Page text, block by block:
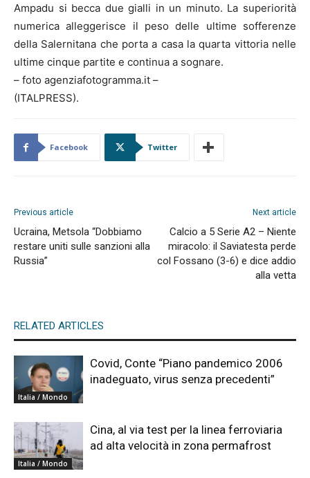
Ampadu si becca due gialli in un minuto. La superiorità
numerica alleggerisce il peso delle ultime sofferenze
della Salernitana che porta a casa la quarta vittoria nelle
ultime cinque partite e continua a sognare.
– foto agenziafotogramma.it –
(ITALPRESS).
Facebook Twitter
Previous article
Ucraina, Metsola “Dobbiamo
restare uniti sulle sanzioni alla
Russia”
Next article
Calcio a 5 Serie A2 – Niente
miracolo: il Saviatesta perde
col Fossano (3-6) e dice addio
alla vetta
RELATED ARTICLES
Italia / Mondo
Covid, Conte “Piano pandemico 2006
inadeguato, virus senza precedenti”
Italia / Mondo
Cina, al via test per la linea ferroviaria
ad alta velocità in zona permafrost